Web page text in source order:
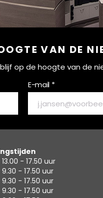
VAN DE
op de hoogte van de
E-mail *
13.00 - 17.50 uur
9.30 - 17.50 uur
9.30 - 17.50 uur
9.30 - 17.50 uur